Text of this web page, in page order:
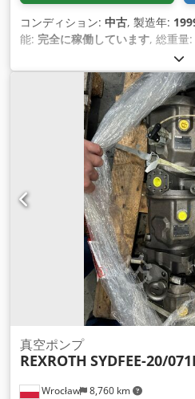
コンディション: 中古, 製造年:
能: 完全に稼働しています, 総重量:
, 全
m³/時, 作動圧力:1 バー, 最終圧
ト (25.15 馬力), 入力電圧:400 V,
三相 , 冷却方式:空気,
保護等級（IPコード）:IP55,
Wrocław 8,760 km
真空ポンプ
REXROTH SYDFEE-20/